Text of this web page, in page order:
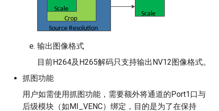
输出图像格式
目前H264及H265解码只支持输出NV12图像格式。
抓图功能
用户如需使用抓图功能，需要额外将通道的Port1口与
后级模块（如MI_VENC）绑定，目的是为了在保持